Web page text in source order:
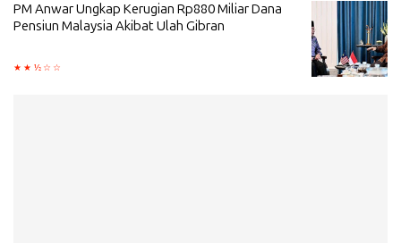
PM Anwar Ungkap Kerugian Rp880 Miliar Dana
Pensiun Malaysia Akibat Ulah Gibran